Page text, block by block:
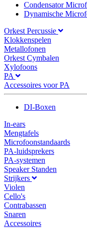
Condensator
Dynamische
Orkest Percussie
Klokkenspelen
Metallofonen
Orkest Cymbalen
Xylofoons
PA
Accessoires voor PA
DI-Boxen
In-ears
Mengtafels
Microfoonstandaards
PA-luidsprekers
PA-systemen
Speaker Standen
Strijkers
Violen
Cello's
Contrabassen
Snaren
Accessoires